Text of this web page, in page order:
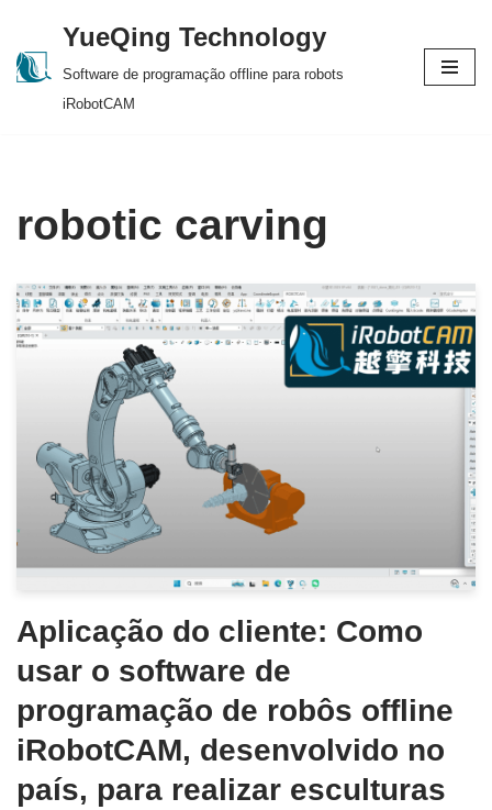
Skip
YueQing Technology
Software de programação offline para robots
iRobotCAM
robotic carving
Aplicação do cliente: Como
usar o software de
programação de robôs offline
iRobotCAM, desenvolvido no
país, para realizar esculturas